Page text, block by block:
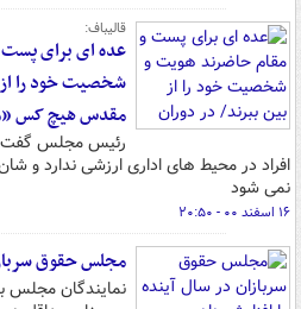
قالیباف:
عده ای برای
شخصیت خود را از
مقدس هیچ کس
رئیس مجلس گفت:
افراد در محیط های اداری ارزشی ندارد و
نمی شود
۱۶ اسفند ۰۰ - ۲۰:۵۰
مجلس حقوق
نمایندگان مجلس